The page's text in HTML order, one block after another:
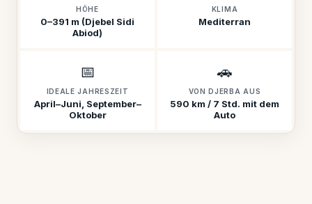
HÖHE
0–391 m (Djebel Sidi
Abiod)
KLIMA
Mediterran
📅
IDEALE JAHRESZEIT
April–Juni, September–
Oktober
🚗
VON DJERBA AUS
590 km / 7 Std. mit dem
Auto